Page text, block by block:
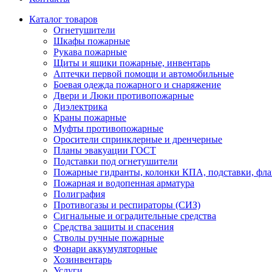
Каталог товаров
Огнетушители
Шкафы пожарные
Рукава пожарные
Щиты и ящики пожарные, инвентарь
Аптечки первой помощи и автомобильные
Боевая одежда пожарного и снаряжение
Двери и Люки противопожарные
Диэлектрика
Краны пожарные
Муфты противопожарные
Оросители спринклерные и дренчерные
Планы эвакуации ГОСТ
Подставки под огнетушители
Пожарные гидранты, колонки КПА, подставки,
Пожарная и водопенная арматура
Полиграфия
Противогазы и респираторы (СИЗ)
Сигнальные и оградительные средства
Средства защиты и спасения
Стволы ручные пожарные
Фонари аккумуляторные
Хозинвентарь